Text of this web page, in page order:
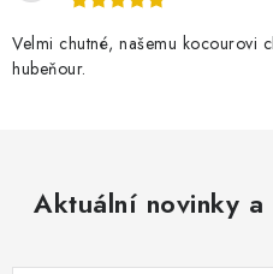
Velmi chutné, našemu kocourovi
hubeňour.
Aktuální novinky a